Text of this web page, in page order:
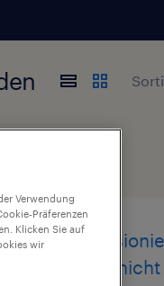
-
Verwendung
Präferenzen
Klicken Sie auf
wir